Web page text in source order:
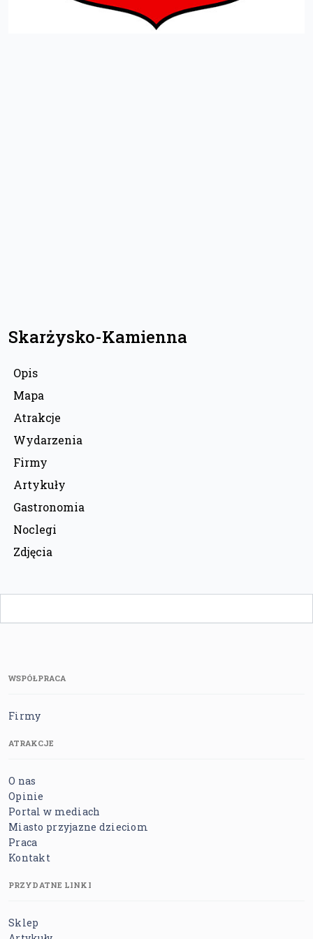
Skarżysko-Kamienna
Opis
Mapa
Atrakcje
Wydarzenia
Firmy
Artykuły
Gastronomia
Noclegi
Zdjęcia
WSPÓŁPRACA
Firmy
ATRAKCJE
O nas
Opinie
Portal w mediach
Miasto przyjazne dzieciom
Praca
Kontakt
PRZYDATNE LINKI
Sklep